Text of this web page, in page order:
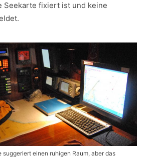
Seekarte fixiert ist und keine
suggeriert einen ruhigen Raum, aber das